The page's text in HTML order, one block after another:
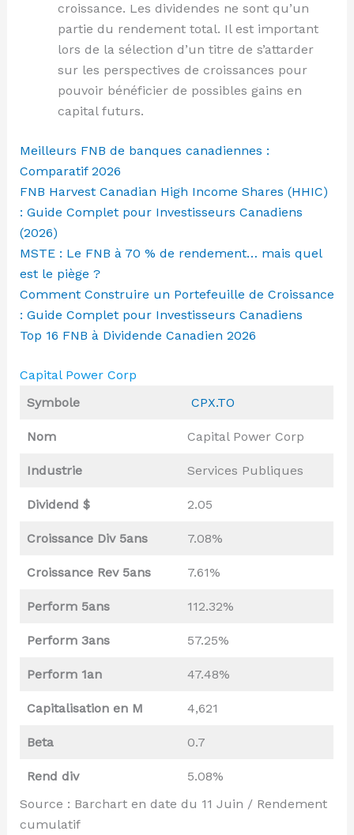
croissance. Les dividendes ne sont qu’un
partie du rendement total. Il est important
lors de la sélection d’un titre de s’attarder
sur les perspectives de croissances pour
pouvoir bénéficier de possibles gains en
capital futurs.
Meilleurs FNB de banques canadiennes :
Comparatif 2026
FNB Harvest Canadian High Income Shares (HHIC)
: Guide Complet pour Investisseurs Canadiens
(2026)
MSTE : Le FNB à 70 % de rendement… mais quel
est le piège ?
Comment Construire un Portefeuille de Croissance
: Guide Complet pour Investisseurs Canadiens
Top 16 FNB à Dividende Canadien 2026
Capital Power Corp
Symbole
CPX.TO
Nom Capital Power Corp
Industrie Services Publiques
Dividend $ 2.05
Croissance Div 5ans 7.08%
Croissance Rev 5ans 7.61%
Perform 5ans 112.32%
Perform 3ans 57.25%
Perform 1an 47.48%
Capitalisation en M 4,621
Beta 0.7
Rend div
5.08%
Source : Barchart en date du 11 Juin / Rendement
cumulatif